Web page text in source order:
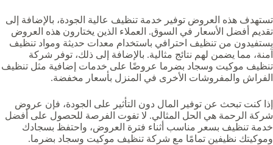
تستهدف هذه العروض توفير خدمة تنظيف عالية الجودة، بالإضافة إلى
تقديم أفضل الأسعار في السوق. العملاء الذين يختارون هذه العروض
يستفيدون من تنظيف احترافي باستخدام معدات حديثة ومواد تنظيف
آمنة، مما يضمن لهم نتائج مثالية. بالإضافة إلى ذلك، توفر شركة
تنظيف موكيت وسجاد بضرما‏‏‏ عروضًا على خدمات إضافية مثل تنظيف
الفراش والمفروشات الأخرى في المنزل بأسعار مخفضة.
إذا كنت تبحث عن توفير المال دون التأثير على الجودة، فإن عروض
شركة الرحمة هي الحل المثالي. لا تفوت الفرصة للحصول على أفضل
خدمة تنظيف بسعر مناسب أثناء فترة العروض، واحتفظ بسجادك
وموكيتك نظيفين تمامًا مع شركة تنظيف موكيت وسجاد بضرما‏‏‏.